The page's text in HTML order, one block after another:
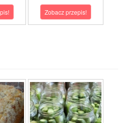
Zobacz przepis!